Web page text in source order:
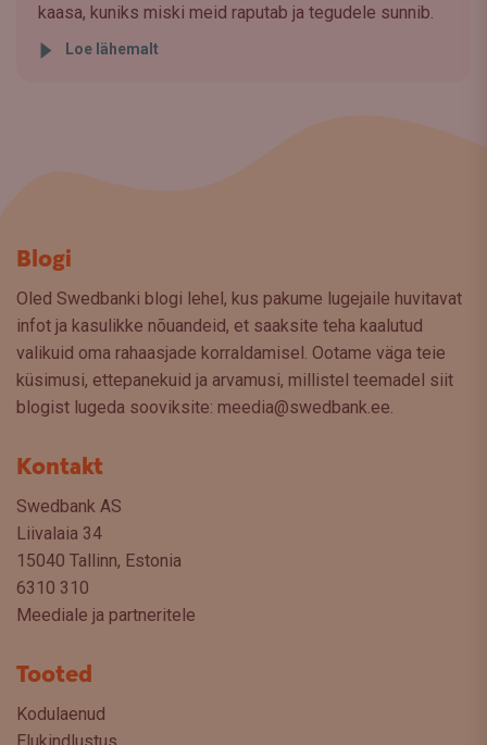
kaasa, kuniks miski meid raputab ja tegudele sunnib.
Loe lähemalt
Blogi
Oled Swedbanki blogi lehel, kus pakume lugejaile huvitavat
infot ja kasulikke nõuandeid, et saaksite teha kaalutud
valikuid oma rahaasjade korraldamisel. Ootame väga teie
küsimusi, ettepanekuid ja arvamusi, millistel teemadel siit
blogist lugeda sooviksite: meedia@swedbank.ee.
Kontakt
Swedbank AS
Liivalaia 34
15040 Tallinn, Estonia
6310 310
Meediale ja partneritele
Tooted
Kodulaenud